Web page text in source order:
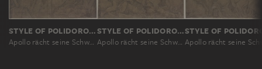
STYLE OF POLIDORO DA CARAVAGGIO, NACH POLIDORO DA CARAVAGGIO, NACH GIOVANNI BATTISTA GALESTRUZZI ?
Apollo rächt seine Schwester Diana und tötet die Töchter der Niobe, aus dem verlorenen Niobidenfries an der Fassade des Palazzo Milesi in Rom
STYLE OF POLIDORO DA CARAVAGGIO, NACH POLIDORO DA CARAVAGGIO, NACH GIOVANNI BATTISTA GALESTRUZZI ?
Apollo rächt seine Schwester Diana und tötet die Töchter der Niobe, aus dem verlorenen Niobidenfries an der Fassade des Palazzo Milesi in Rom